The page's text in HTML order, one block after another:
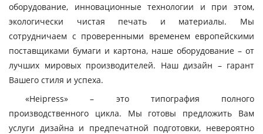
оборудование, инновационные технологии и при этом,
экологически чистая печать и материалы. Мы
сотрудничаем с проверенными временем европейскими
поставщиками бумаги и картона, наше оборудование – от
лучших мировых производителей. Наш дизайн – гарант
Вашего стиля и успеха.
«Heipress» – это типография полного
производственного цикла. Мы готовы предложить Вам
услуги дизайна и предпечатной подготовки, невероятно